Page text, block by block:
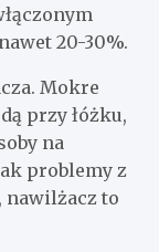
20-30%.
Mokre
przy łóżku,
na
problemy z
nawilżacz to